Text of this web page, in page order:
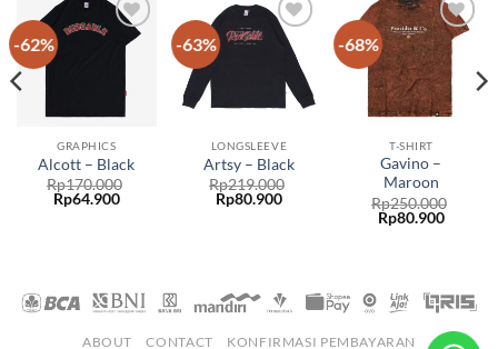
-62%
Add to
GRAPHICS
Alcott – Black
Rp170.000
Rp64.900
-63%
Add to
wishlist
LONGSLEEVE
Artsy – Black
Rp219.000
Rp80.900
-68%
Add to
wishlist
T-SHIRT
Gavino –
Maroon
Rp250.000
Rp80.900
ABOUT CONTACT KONFIRMASI PEMBAYARAN